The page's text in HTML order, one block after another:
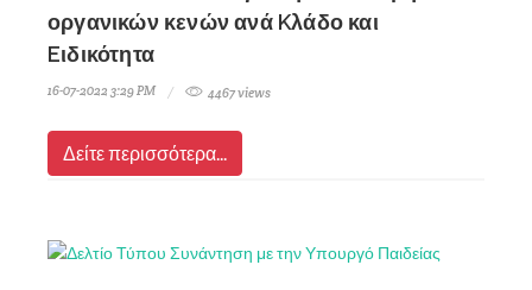
οργανικών κενών ανά Kλάδο και
Eιδικότητα
16-07-2022 3:29 PM 4467 views
Δείτε περισσότερα...